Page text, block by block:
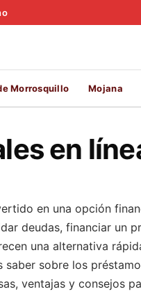
Morrosquillo Mojana
en
en una opción
deudas, financiar un
una alternativa
sobre los
ventajas y consejos